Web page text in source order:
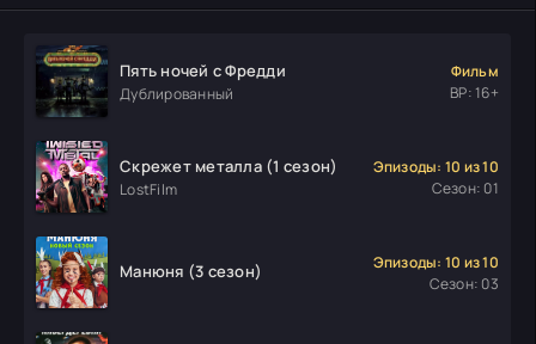
Пять ночей с Фредди
Дублированный
Фильм
ВР: 16+
Скрежет металла (1 сезон)
LostFilm
Эпизоды: 10 из 10
Сезон: 01
Манюня (3 сезон)
Эпизоды: 10 из 10
Сезон: 03